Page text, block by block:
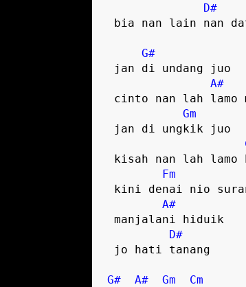
D#
G#
A#
Gm
Fm
A#
D#
G# A# Gm
Cm